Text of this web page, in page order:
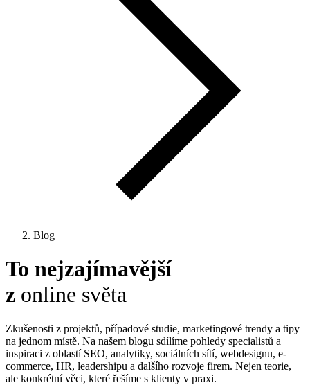
Blog
To nejzajímavější
z online světa
Zkušenosti z projektů, případové studie, marketingové trendy a tipy
na jednom místě. Na našem blogu sdílíme pohledy specialistů a
inspiraci z oblastí SEO, analytiky, sociálních sítí, webdesignu, e-
commerce, HR, leadershipu a dalšího rozvoje firem. Nejen teorie,
ale konkrétní věci, které řešíme s klienty v praxi.